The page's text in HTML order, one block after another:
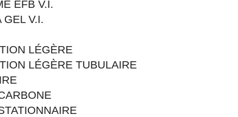
EFB V.I.
GEL V.I.
LÉGÈRE
LÉGÈRE TUBULAIRE